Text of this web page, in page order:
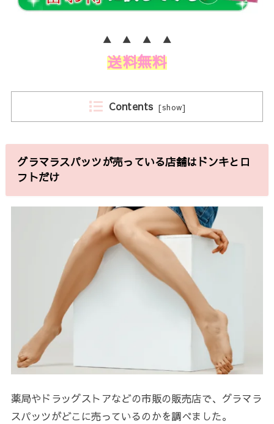
▲ ▲ ▲ ▲
送料無料
Contents [show]
グラマラスパッツが売っている店舗はドンキとロ
フトだけ
薬局やドラッグストアなどの市販の販売店で、グラマラ
スパッツがどこに売っているのかを調べました。